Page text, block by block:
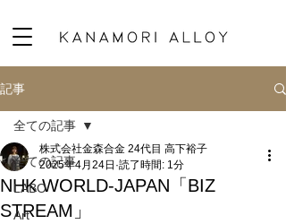
記事
全ての記事
LABO
Art
全ての記事
NHK WORLD-JAPAN「BIZ
STREAM」
株式会社金森合金 24代目 高下裕子
2025年4月24日 読了時間: 1分